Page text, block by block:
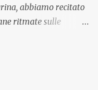
abbiamo recitato
ritmate sulle